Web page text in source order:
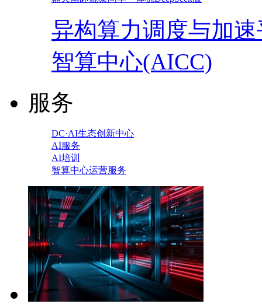
异构算力调度与加
智算中心(AICC)
服务
DC·AI生态创新中心
AI服务
AI培训
智算中心运营服务